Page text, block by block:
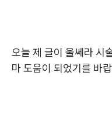
오늘 제 글이 울쎄라 시
마 도움이 되었기를 바